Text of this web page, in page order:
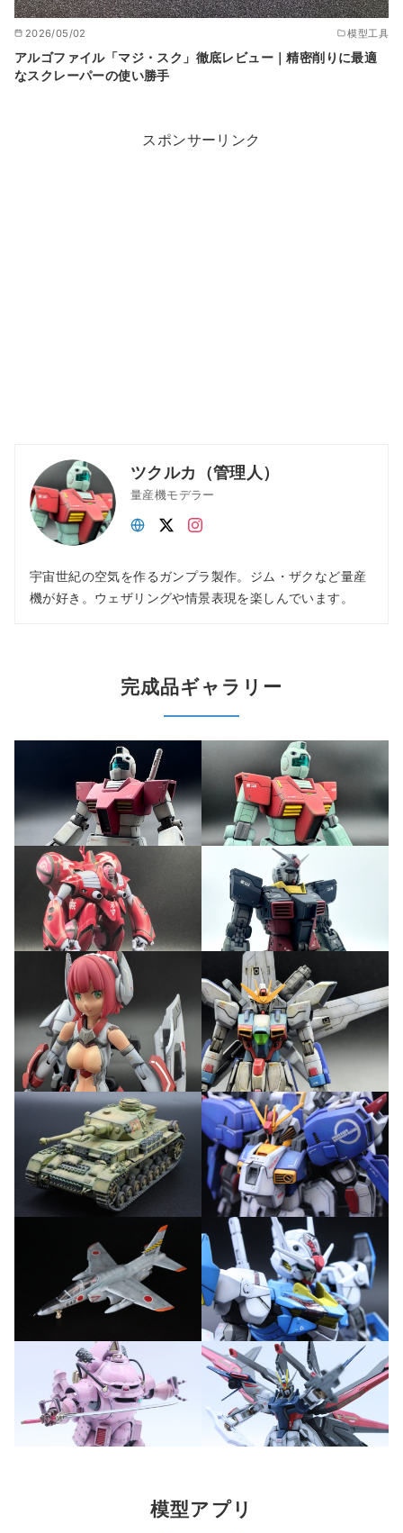
2026/05/02 模型工具
アルゴファイル「マジ・スク」徹底レビュー｜精密削りに最適
なスクレーパーの使い勝手
スポンサーリンク
ツクルカ（管理人）
量産機モデラー
宇宙世紀の空気を作るガンプラ製作。ジム・ザクなど量産
機が好き。ウェザリングや情景表現を楽しんでいます。
完成品ギャラリー
模型アプリ